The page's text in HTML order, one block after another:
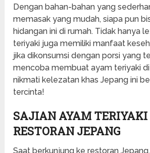
Dengan bahan-bahan yang
memasak yang mudah, siapa pun
hidangan ini di rumah. Tidak hanya
teriyaki juga memiliki manfaat
jika dikonsumsi dengan porsi yang
mencoba membuat ayam teriyaki
nikmati kelezatan khas Jepang ini
tercinta!
SAJIAN AYAM TERIYAKI
RESTORAN JEPANG
Saat berkunjung ke restoran